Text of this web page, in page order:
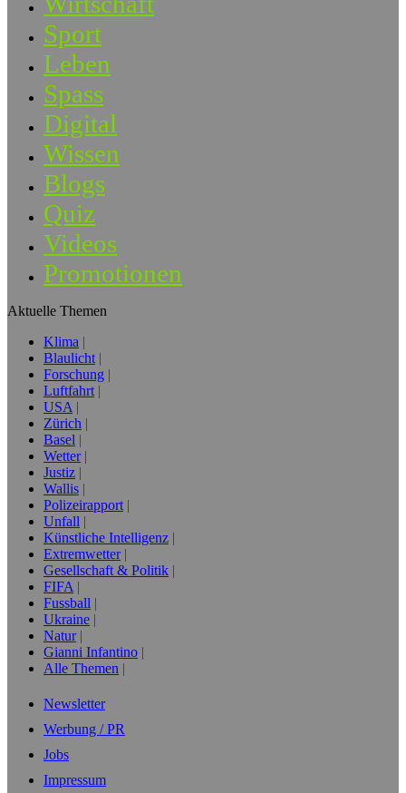
Sport
Leben
Spass
Digital
Wissen
Blogs
Quiz
Videos
Promotionen
Aktuelle Themen
Klima
Blaulicht
Forschung
Luftfahrt
USA
Zürich
Basel
Wetter
Justiz
Wallis
Polizeirapport
Unfall
Künstliche Intelligenz
Extremwetter
Gesellschaft & Politik
FIFA
Fussball
Ukraine
Natur
Gianni Infantino
Alle Themen
Newsletter
Werbung / PR
Jobs
Impressum